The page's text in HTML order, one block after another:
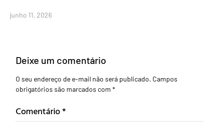
junho 11, 2026
Deixe um comentário
O seu endereço de e-mail não será publicado. Campos
obrigatórios são marcados com *
Comentário*